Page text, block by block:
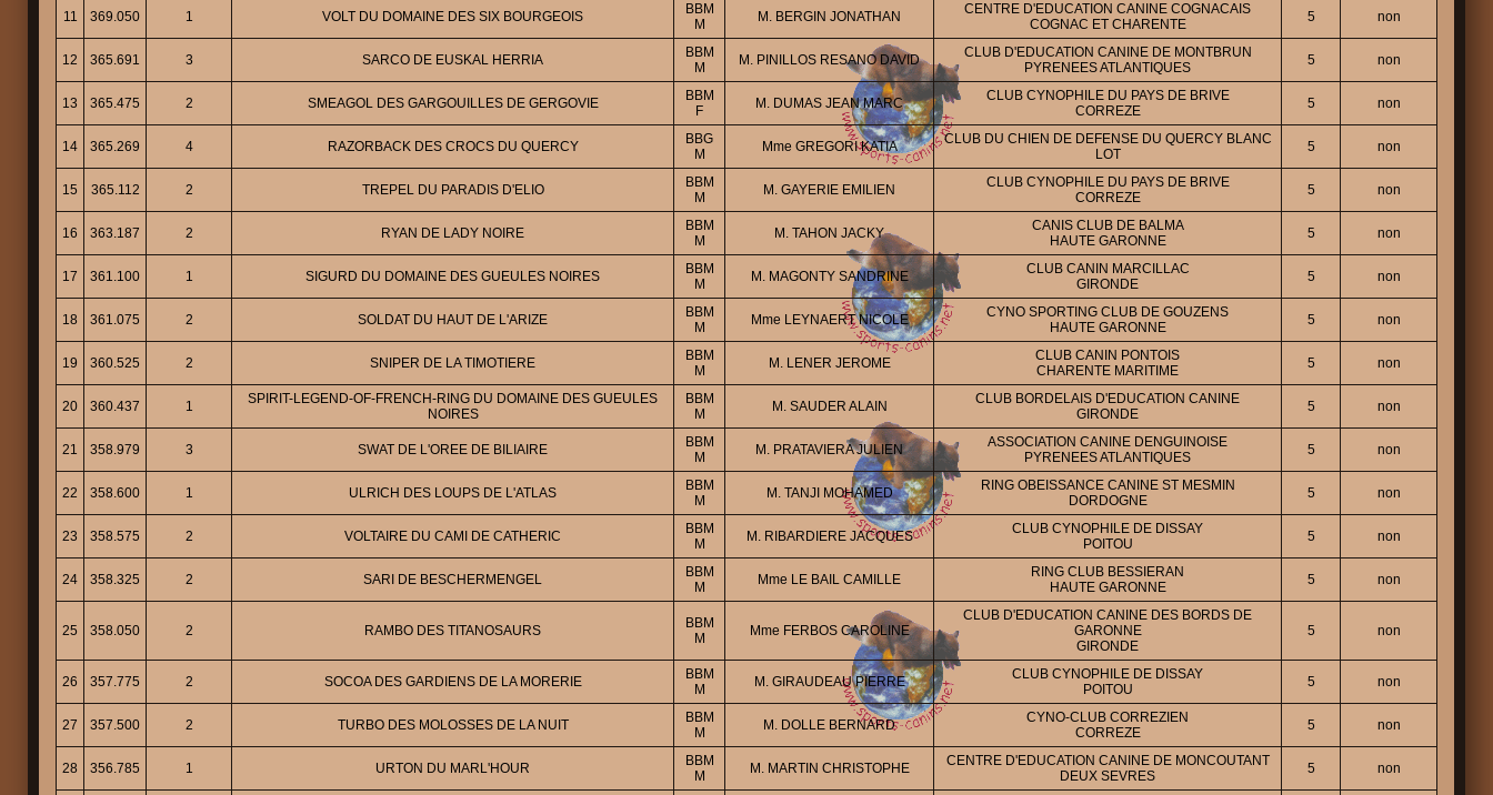
11 369.050 1 VOLT DU DOMAINE DES SIX BOURGEOIS
BBM
M
M. BERGIN JONATHAN
CENTRE D'EDUCATION CANINE COGNACAIS
COGNAC ET CHARENTE
5 non
12 365.691 3 SARCO DE EUSKAL HERRIA
BBM
M
M. PINILLOS RESANO DAVID
CLUB D'EDUCATION CANINE DE MONTBRUN
PYRENEES ATLANTIQUES
5 non
13 365.475 2 SMEAGOL DES GARGOUILLES DE GERGOVIE
BBM
F
M. DUMAS JEAN MARC
CLUB CYNOPHILE DU PAYS DE BRIVE
CORREZE
5 non
14 365.269 4 RAZORBACK DES CROCS DU QUERCY
BBG
M
Mme GREGORI KATIA
CLUB DU CHIEN DE DEFENSE DU QUERCY BLANC
LOT
5 non
15 365.112 2 TREPEL DU PARADIS D'ELIO
BBM
M
M. GAYERIE EMILIEN
CLUB CYNOPHILE DU PAYS DE BRIVE
CORREZE
5 non
16 363.187 2 RYAN DE LADY NOIRE
BBM
M
M. TAHON JACKY
CANIS CLUB DE BALMA
HAUTE GARONNE
5 non
17 361.100 1 SIGURD DU DOMAINE DES GUEULES NOIRES
BBM
M
M. MAGONTY SANDRINE
CLUB CANIN MARCILLAC
GIRONDE
5 non
18 361.075 2 SOLDAT DU HAUT DE L'ARIZE
BBM
M
Mme LEYNAERT NICOLE
CYNO SPORTING CLUB DE GOUZENS
HAUTE GARONNE
5 non
19 360.525 2 SNIPER DE LA TIMOTIERE
BBM
M
M. LENER JEROME
CLUB CANIN PONTOIS
CHARENTE MARITIME
5 non
20 360.437 1
SPIRIT-LEGEND-OF-FRENCH-RING DU DOMAINE DES GUEULES
NOIRES
BBM
M
M. SAUDER ALAIN
CLUB BORDELAIS D'EDUCATION CANINE
GIRONDE
5 non
21 358.979 3 SWAT DE L'OREE DE BILIAIRE
BBM
M
M. PRATAVIERA JULIEN
ASSOCIATION CANINE DENGUINOISE
PYRENEES ATLANTIQUES
5 non
22 358.600 1 ULRICH DES LOUPS DE L'ATLAS
BBM
M
M. TANJI MOHAMED
RING OBEISSANCE CANINE ST MESMIN
DORDOGNE
5 non
23 358.575 2 VOLTAIRE DU CAMI DE CATHERIC
BBM
M
M. RIBARDIERE JACQUES
CLUB CYNOPHILE DE DISSAY
POITOU
5 non
24 358.325 2 SARI DE BESCHERMENGEL
BBM
M
Mme LE BAIL CAMILLE
RING CLUB BESSIERAN
HAUTE GARONNE
5 non
25 358.050 2 RAMBO DES TITANOSAURS
BBM
M
Mme FERBOS CAROLINE
CLUB D'EDUCATION CANINE DES BORDS DE
GARONNE
GIRONDE
5 non
26 357.775 2 SOCOA DES GARDIENS DE LA MORERIE
BBM
M
M. GIRAUDEAU PIERRE
CLUB CYNOPHILE DE DISSAY
POITOU
5 non
27 357.500 2 TURBO DES MOLOSSES DE LA NUIT
BBM
M
M. DOLLE BERNARD
CYNO-CLUB CORREZIEN
CORREZE
5 non
28 356.785 1 URTON DU MARL'HOUR
BBM
M
M. MARTIN CHRISTOPHE
CENTRE D'EDUCATION CANINE DE MONCOUTANT
DEUX SEVRES
5 non